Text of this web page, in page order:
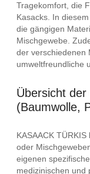
Tragekomfort, die
Kasacks. In
die gängigen
Mischgewebe.
der verschiedenen
umweltfreundliche
Übersicht
(Baumwolle,
KASAACK
oder
eigenen
medizinischen und